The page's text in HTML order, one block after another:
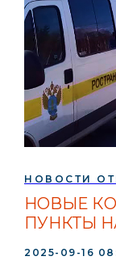
НОВОСТИ
НОВЫЕ
ПУНКТЫ
2025-09-16